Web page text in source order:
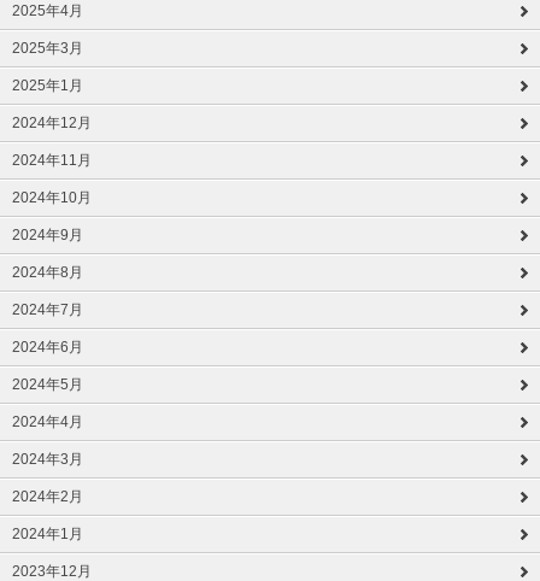
2025年4月
2025年3月
2025年1月
2024年12月
2024年11月
2024年10月
2024年9月
2024年8月
2024年7月
2024年6月
2024年5月
2024年4月
2024年3月
2024年2月
2024年1月
2023年12月